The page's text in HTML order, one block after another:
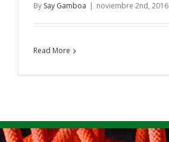
By Say Gamboa | noviembre 2nd, 2016
Read More